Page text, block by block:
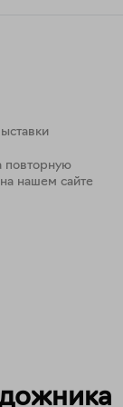
повторную
нашем сайте